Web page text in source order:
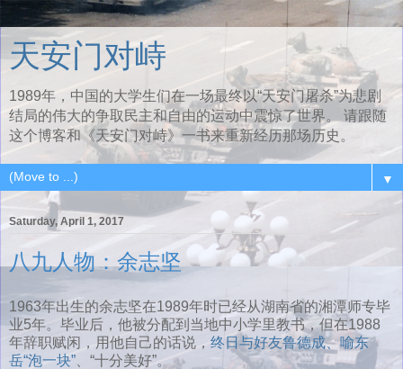
天安门对峙
1989年，中国的大学生们在一场最终以“天安门屠杀”为悲剧
结局的伟大的争取民主和自由的运动中震惊了世界。 请跟随
这个博客和《天安门对峙》一书来重新经历那场历史。
▼
Saturday, April 1, 2017
八九人物：余志坚
1963年出生的余志坚在1989年时已经从湖南省的湘潭师专毕
业5年。毕业后，他被分配到当地中小学里教书，但在1988
年辞职赋闲，用他自己的话说， 终日与好友鲁德成、喻东
岳“泡一块” 、“十分美好”。